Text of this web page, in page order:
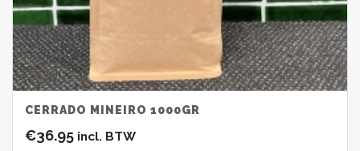
CERRADO MINEIRO 1000GR
€36.95 incl. BTW